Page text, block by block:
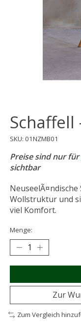
SKU: 01NZMB01
Preise sind nur für
sichtbar
Wollstruktur und
viel Komfort.
Menge:
Zur
Zum Vergleich